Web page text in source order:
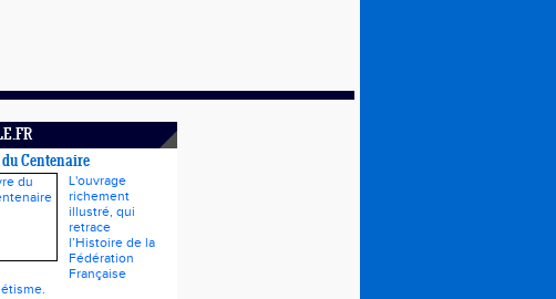
Centenaire
L'ouvrage
richement
illustré, qui
retrace
l’Histoire de la
Fédération
Française